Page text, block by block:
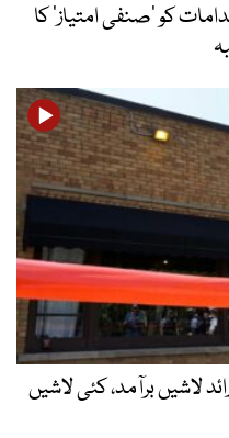
کو ’صنفی امتیاز‘ کا
گھر سے 50 سے زائد لاشیں برآمد، کئی لاشیں